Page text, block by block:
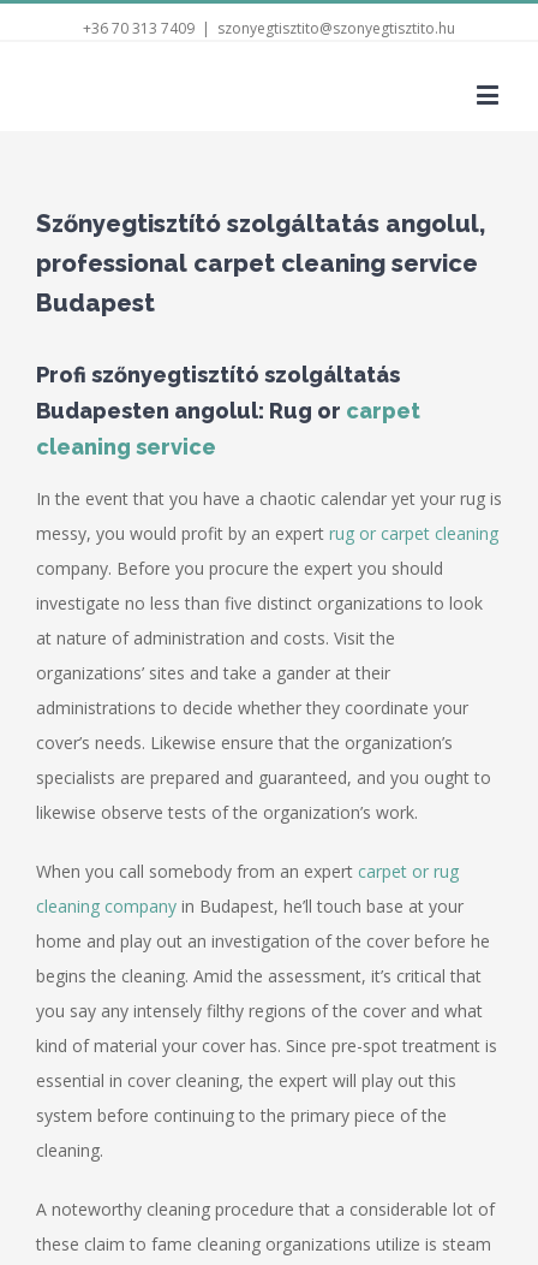
+36 70 313 7409 | szonyegtisztito@szonyegtisztito.hu
Szőnyegtisztító szolgáltatás angolul,
professional carpet cleaning service
Budapest
Profi szőnyegtisztító szolgáltatás
Budapesten angolul: Rug or carpet
cleaning service
In the event that you have a chaotic calendar yet your rug is
messy, you would profit by an expert rug or carpet cleaning
company. Before you procure the expert you should
investigate no less than five distinct organizations to look
at nature of administration and costs. Visit the
organizations’ sites and take a gander at their
administrations to decide whether they coordinate your
cover’s needs. Likewise ensure that the organization’s
specialists are prepared and guaranteed, and you ought to
likewise observe tests of the organization’s work.
When you call somebody from an expert carpet or rug
cleaning company in Budapest, he’ll touch base at your
home and play out an investigation of the cover before he
begins the cleaning. Amid the assessment, it’s critical that
you say any intensely filthy regions of the cover and what
kind of material your cover has. Since pre-spot treatment is
essential in cover cleaning, the expert will play out this
system before continuing to the primary piece of the
cleaning.
A noteworthy cleaning procedure that a considerable lot of
these claim to fame cleaning organizations utilize is steam